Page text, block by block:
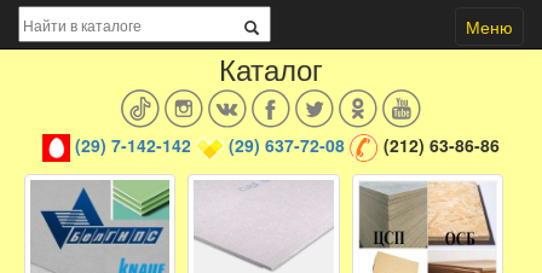
Меню
Каталог
(29) 7-142-142 (29) 637-72-08 (212) 63-86-86